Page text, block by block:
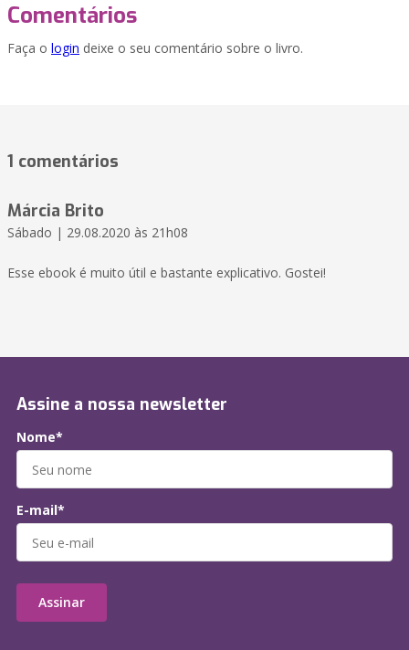
Comentários
Faça o login deixe o seu comentário sobre o livro.
1 comentários
Márcia Brito
Sábado | 29.08.2020 às 21h08
Esse ebook é muito útil e bastante explicativo. Gostei!
Assine a nossa newsletter
Nome*
E-mail*
Assinar